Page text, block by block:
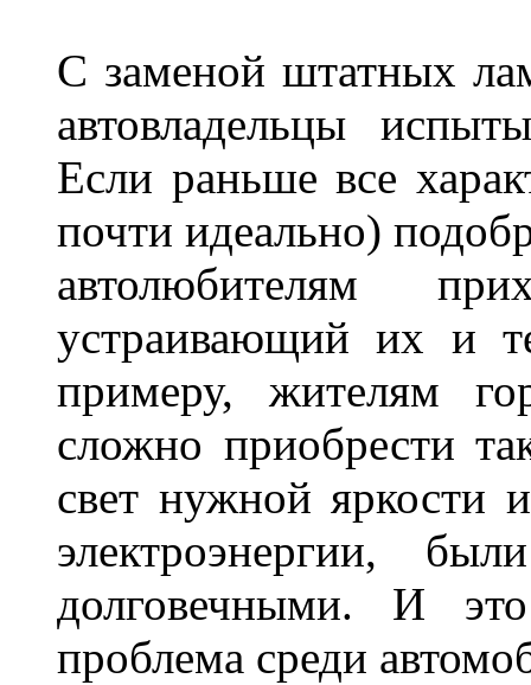
С заменой штатных
автовладельцы
Если раньше все
почти идеально)
автолюбителям
устраивающий их и
примеру, жителям
сложно приобрести
свет нужной яркости
электроэнергии,
долговечными. И
проблема среди